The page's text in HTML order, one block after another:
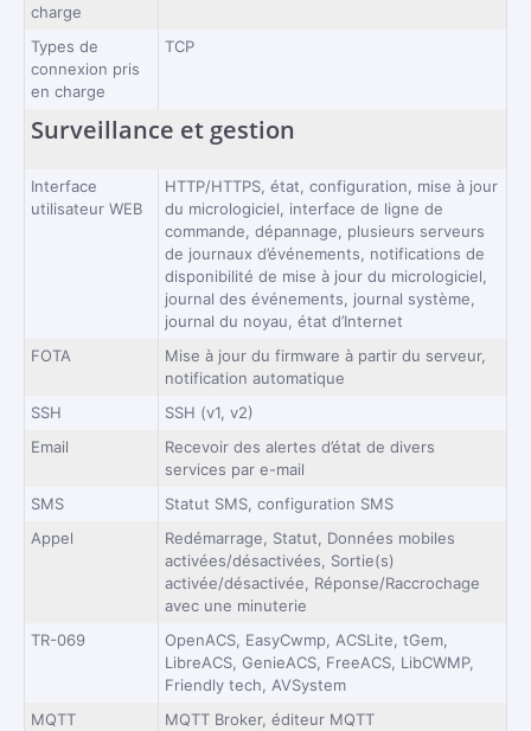
charge
Types de
connexion pris
en charge
TCP
Surveillance et gestion
Interface
utilisateur WEB
HTTP/HTTPS, état, configuration, mise à jour
du micrologiciel, interface de ligne de
commande, dépannage, plusieurs serveurs
de journaux d’événements, notifications de
disponibilité de mise à jour du micrologiciel,
journal des événements, journal système,
journal du noyau, état d’Internet
FOTA
Mise à jour du firmware à partir du serveur,
notification automatique
SSH
SSH (v1, v2)
Email
Recevoir des alertes d’état de divers
services par e-mail
SMS
Statut SMS, configuration SMS
Appel
Redémarrage, Statut, Données mobiles
activées/désactivées, Sortie(s)
activée/désactivée, Réponse/Raccrochage
avec une minuterie
TR-069
OpenACS, EasyCwmp, ACSLite, tGem,
LibreACS, GenieACS, FreeACS, LibCWMP,
Friendly tech, AVSystem
MQTT
MQTT Broker, éditeur MQTT